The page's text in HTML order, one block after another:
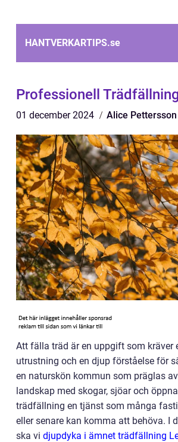
HANTVERKARTIPS.se
Professionell
01 december 2024 Alice Pettersson
Att fälla träd är en uppgift som kräver
utrustning och en djup förståelse för
en naturskön kommun som präglas
landskap med skogar, sjöar och
trädfällning en tjänst som många
eller senare kan komma att behöva. I
ska vi djupdyka i ämnet trädfällning